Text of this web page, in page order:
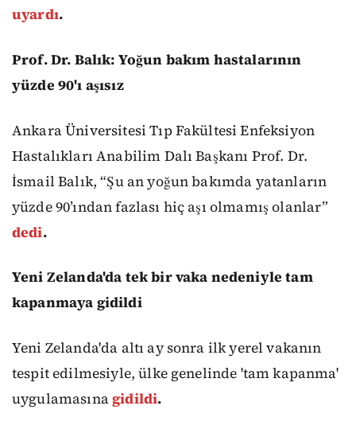
uyardı.
Prof. Dr. Balık: Yoğun bakım hastalarının
yüzde 90'ı aşısız
Ankara Üniversitesi Tıp Fakültesi Enfeksiyon
Hastalıkları Anabilim Dalı Başkanı Prof. Dr.
İsmail Balık, “Şu an yoğun bakımda yatanların
yüzde 90’ından fazlası hiç aşı olmamış olanlar”
dedi.
Yeni Zelanda'da tek bir vaka nedeniyle tam
kapanmaya gidildi
Yeni Zelanda'da altı ay sonra ilk yerel vakanın
tespit edilmesiyle, ülke genelinde 'tam kapanma'
uygulamasınagidildi.